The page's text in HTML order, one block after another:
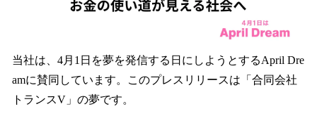
当社は、4月1日を夢を発信する日にしようとするApril Dre
amに賛同しています。このプレスリリースは「合同会社
トランスV」の夢です。